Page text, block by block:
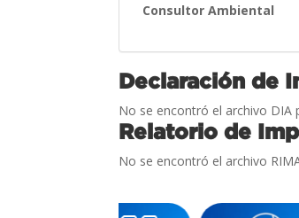
Consultor Ambiental
Declaración de
No se encontró el archivo DIA
Relatorio de
No se encontró el archivo